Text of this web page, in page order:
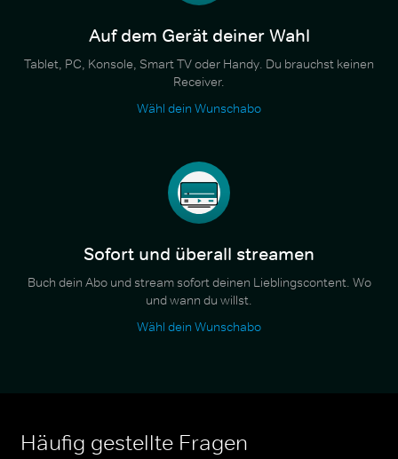
Auf dem Gerät deiner Wahl
Tablet, PC, Konsole, Smart TV oder Handy. Du brauchst keinen
Receiver.
Wähl dein Wunschabo
Sofort und überall streamen
Buch dein Abo und stream sofort deinen Lieblingscontent. Wo
und wann du willst.
Wähl dein Wunschabo
Häufig gestellte Fragen